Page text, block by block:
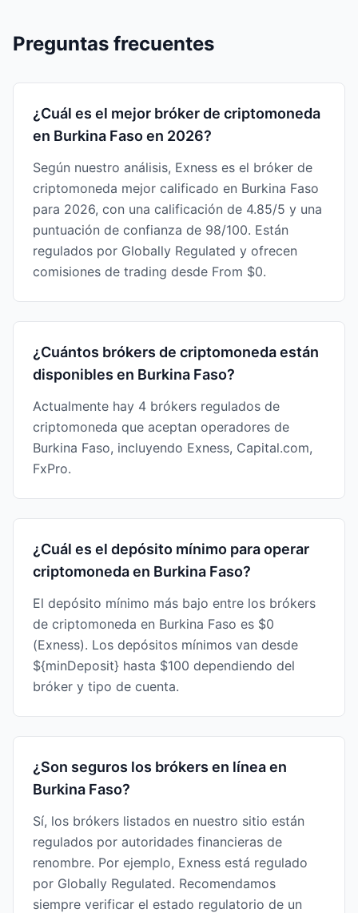
Preguntas frecuentes
¿Cuál es el mejor bróker de criptomoneda
en Burkina Faso en 2026?
Según nuestro análisis, Exness es el bróker de
criptomoneda mejor calificado en Burkina Faso
para 2026, con una calificación de 4.85/5 y una
puntuación de confianza de 98/100. Están
regulados por Globally Regulated y ofrecen
comisiones de trading desde From $0.
¿Cuántos brókers de criptomoneda están
disponibles en Burkina Faso?
Actualmente hay 4 brókers regulados de
criptomoneda que aceptan operadores de
Burkina Faso, incluyendo Exness, Capital.com,
FxPro.
¿Cuál es el depósito mínimo para operar
criptomoneda en Burkina Faso?
El depósito mínimo más bajo entre los brókers
de criptomoneda en Burkina Faso es $0
(Exness). Los depósitos mínimos van desde
${minDeposit} hasta $100 dependiendo del
bróker y tipo de cuenta.
¿Son seguros los brókers en línea en
Burkina Faso?
Sí, los brókers listados en nuestro sitio están
regulados por autoridades financieras de
renombre. Por ejemplo, Exness está regulado
por Globally Regulated. Recomendamos
siempre verificar el estado regulatorio de un